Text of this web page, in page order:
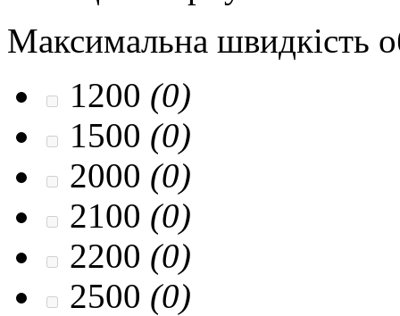
Максимальна швидкість
1200 (0)
1500 (0)
2000 (0)
2100 (0)
2200 (0)
2500 (0)